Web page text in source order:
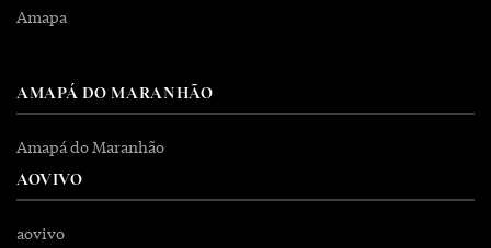
Amapa
AMAPÁ DO MARANHÃO
Amapá do Maranhão
AOVIVO
aovivo